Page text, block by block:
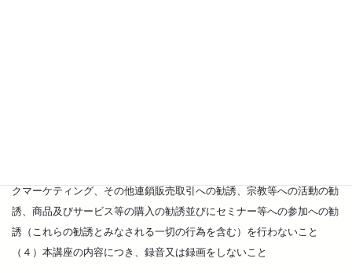
クマーケティング、その他連鎖販売取引への勧誘、宗教等への活動の勧
誘、商品及びサービス等の購入の勧誘並びにセミナー等への参加への勧
誘（これらの勧誘とみなされる一切の行為を含む）を行わないこと
（４）本講座の内容につき、録音又は録画をしないこと